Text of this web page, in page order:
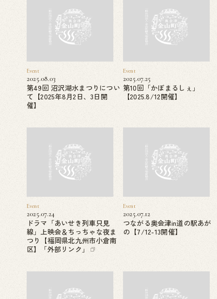
Event
2025.08.03
第49回 沼沢湖水まつりについ
て【2025年8月2日、3日開
催】
Event
2025.07.25
第10回「かぼまるしぇ」
【2025.8/12開催】
Event
2025.07.24
ドラマ「あいせき列車只見
線」上映会＆ちっちゃな夜ま
つり【福岡県北九州市小倉南
区】「外部リンク」
Event
2025.07.12
つながる奥会津in道の駅あが
の【7/12-13開催】